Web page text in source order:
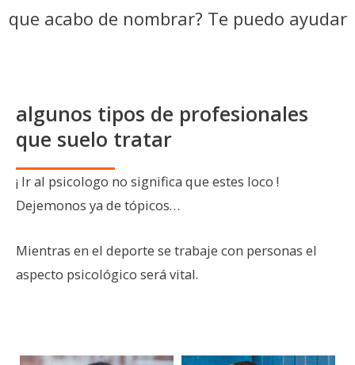
que acabo de nombrar? Te puedo ayudar
algunos tipos de profesionales
que suelo tratar
¡ Ir al psicologo no significa que estes loco !
Dejemonos ya de tópicos…
Mientras en el deporte se trabaje con personas el
aspecto psicológico será vital.